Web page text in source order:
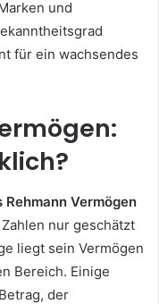
und
für ein wachsendes
Rehmann Vermögen
nur geschätzt
liegt sein Vermögen
Bereich. Einige
der